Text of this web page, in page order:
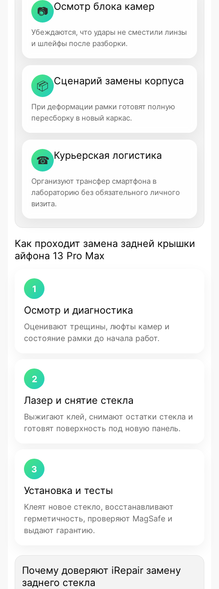
📷 Осмотр блока камер
Убеждаются, что удары не сместили линзы
и шлейфы после разборки.
📦 Сценарий замены корпуса
При деформации рамки готовят полную
пересборку в новый каркас.
☎ Курьерская логистика
Организуют трансфер смартфона в
лабораторию без обязательного личного
визита.
Как проходит замена задней крышки
айфона 13 Pro Max
1
Осмотр и диагностика
Оценивают трещины, люфты камер и
состояние рамки до начала работ.
2
Лазер и снятие стекла
Выжигают клей, снимают остатки стекла и
готовят поверхность под новую панель.
3
Установка и тесты
Клеят новое стекло, восстанавливают
герметичность, проверяют MagSafe и
выдают гарантию.
Почему доверяют iRepair замену
заднего стекла